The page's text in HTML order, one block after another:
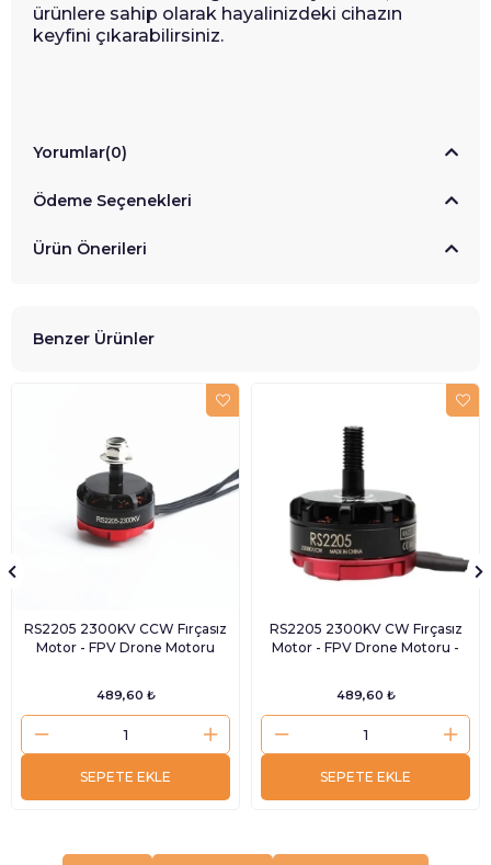
ürünlere sahip olarak hayalinizdeki cihazın
keyfini çıkarabilirsiniz.
Yorumlar(0)
Ödeme Seçenekleri
Ürün Önerileri
Benzer Ürünler
RS2205 2300KV CCW Fırçasız
Motor - FPV Drone Motoru
489,60 ₺
SEPETE EKLE
RS2205 2300KV CW Fırçasız
Motor - FPV Drone Motoru -
489,60 ₺
SEPETE EKLE